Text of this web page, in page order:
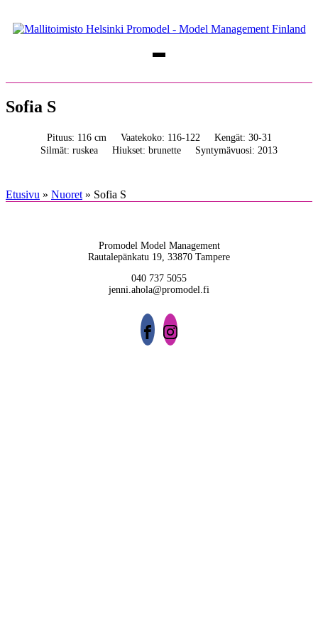
Sofia S
Pituus: 116 cm Vaatekoko: 116-122
Kengät: 30-31
Silmät: ruskea
Hiukset: brunette Syntymävuosi: 2013
Etusivu » Nuoret » Sofia S
Promodel Model Management
Rautalepänkatu 19, 33870 Tampere
040 737 5055
jenni.ahola@promodel.fi